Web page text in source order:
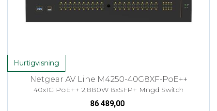
Hurtigvisning
Netgear AV Line M4250-40G8XF-PoE++
40x1G PoE++ 2,880W 8xSFP+ Mngd Switch
86 489,00